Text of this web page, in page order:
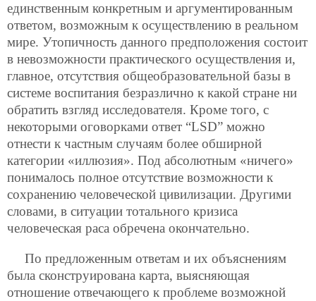
единственным конкретным и аргументированным
ответом, возможным к осуществлению в реальном
мире. Утопичность данного предположения состоит
в невозможности практического осуществления и,
главное, отсутствия общеобразовательной базы в
системе воспитания безразлично к какой стране ни
обратить взгляд исследователя. Кроме того, с
некоторыми оговорками ответ “LSD” можно
отнести к частным случаям более обширной
категории «иллюзия». Под абсолютным «ничего»
понималось полное отсутствие возможности к
сохранению человеческой цивилизации. Другими
словами, в ситуации тотального кризиса
человеческая раса обречена окончательно.
По предложенным ответам и их объяснениям
была сконструирована карта, выясняющая
отношение отвечающего к проблеме возможной